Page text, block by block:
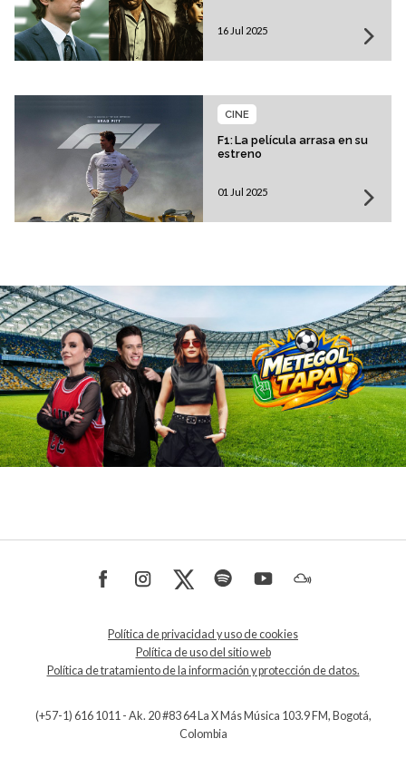
16 Jul 2025
F1: La película arrasa en su
estreno
CINE
01 Jul 2025
Política de privacidad y uso de cookies
Política de uso del sitio web
Política de tratamiento de la información y protección de datos.
(+57-1) 616 1011 - Ak. 20 #83 64 La X Más Música 103.9 FM, Bogotá,
Colombia